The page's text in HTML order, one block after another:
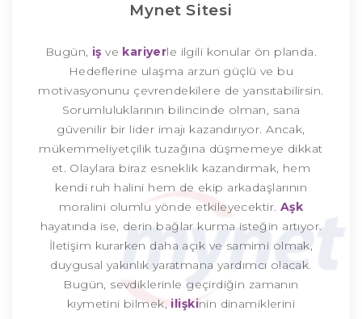
Mynet Sitesi
Bugün, işve kariyerle ilgili konular ön planda.
Hedeflerine ulaşma arzun güçlü ve bu
motivasyonunu çevrendekilere de yansıtabilirsin.
Sorumluluklarının bilincinde olman, sana
güvenilir bir lider imajı kazandırıyor. Ancak,
mükemmeliyetçilik tuzağına düşmemeye dikkat
et. Olaylara biraz esneklik kazandırmak, hem
kendi ruh halini hem de ekip arkadaşlarının
moralini olumlu yönde etkileyecektir. Aşk
hayatında ise, derin bağlar kurma isteğin artıyor.
İletişim kurarken daha açık ve samimi olmak,
duygusal yakınlık yaratmana yardımcı olacak.
Bugün, sevdiklerinle geçirdiğin zamanın
kıymetini bilmek, ilişkinin dinamiklerini